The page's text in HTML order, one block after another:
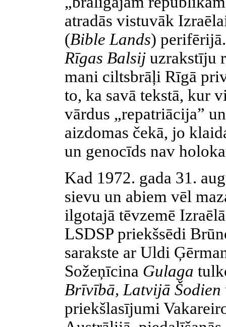
atradās vistuvāk
(Bible Lands)
Rīgas Balsij uzrakstīju
mani ciltsbrāļi Rīgā
to, ka savā tekstā, kur
vārdus „repatriācija”
aizdomas čekā, jo
un genocīds nav
Kad 1972. gada 31.
sievu un abiem vēl
ilgotajā tēvzemē
LSDSP priekšsēdi
sarakste ar Uldi
Sožeņīcina Gulaga
Brīvībā, Latvijā Šodien
priekšlasījumi